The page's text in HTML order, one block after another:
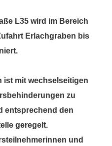
L35 wird im Bereich
Erlachgraben bis
ist mit wechselseitigen
zu
entsprechend den
geregelt.
und